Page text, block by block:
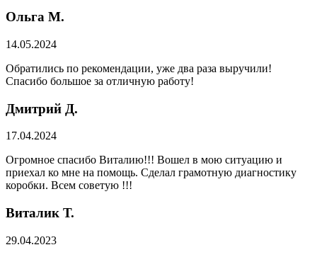
Ольга М.
14.05.2024
Обратились по рекомендации, уже два раза выручили!
Спасибо большое за отличную работу!
Дмитрий Д.
17.04.2024
Огромное спасибо Виталию!!! Вошел в мою ситуацию и
приехал ко мне на помощь. Сделал грамотную диагностику
коробки. Всем советую !!!
Виталик Т.
29.04.2023